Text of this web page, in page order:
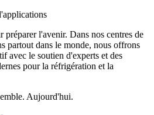
préparer l'avenir. Dans nos centres de
partout dans le monde, nous offrons
avec le soutien d'experts et des
pour la réfrigération et la
Aujourd'hui.